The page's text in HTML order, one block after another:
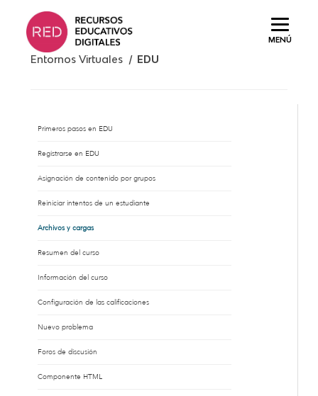
MENÚ
Saltar
contenido.
Entornos Virtuales /EDU
Primeros pasos en EDU
Registrarse en EDU
Asignación de contenido por grupos
Reiniciar intentos de un estudiante
Archivos y cargas
Resumen del curso
Información del curso
Configuración de las calificaciones
Nuevo problema
Foros de discusión
Componente HTML